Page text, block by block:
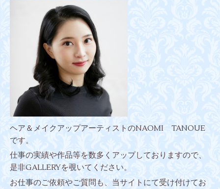
ヘア＆メイクアップアーティストのNAOMI TANOUE
です。
仕事の実績や作品等を数多くアップしておりますので、
是非GALLERYを覗いてください。
お仕事のご依頼やご質問も、当サイトにて受け付けてお